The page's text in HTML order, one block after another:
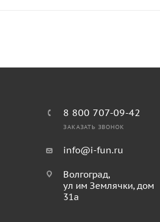
8 800 707-09-42
ЗАКАЗАТЬ ЗВОНОК
info@i-fun.ru
Волгоград,
ул им Землячки, дом
31а